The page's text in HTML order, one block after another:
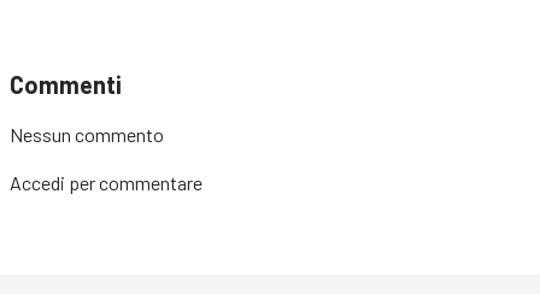
Commenti
Nessun commento
Accedi per commentare